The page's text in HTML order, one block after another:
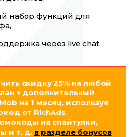
набор функций для
через live chat.
скидку 25% на любой
+ дополнительный
на 1 месяц, используя
от RichAds.
на спайтулки,
и т. д. в разделе бонусов